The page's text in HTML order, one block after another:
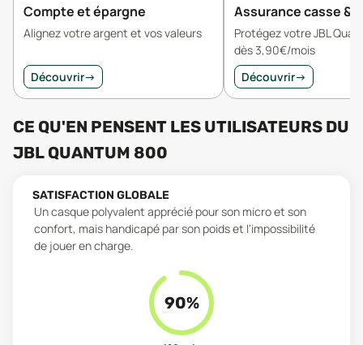
Compte et épargne
Alignez votre argent et vos valeurs
Découvrir→
Assurance casse &
Protégez votre JBL
dès 3,90€/mois
Découvrir→
CE QU'EN PENSENT LES UTILISATEURS DU
JBL QUANTUM 800
SATISFACTION GLOBALE
Un casque polyvalent apprécié pour son micro et son
confort, mais handicapé par son poids et l'impossibilité
de jouer en charge.
90%